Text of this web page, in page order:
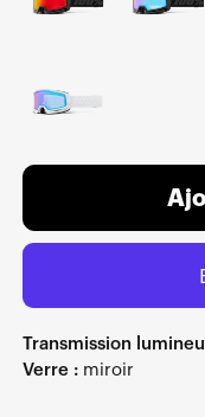
Transmission
Verre : miroir